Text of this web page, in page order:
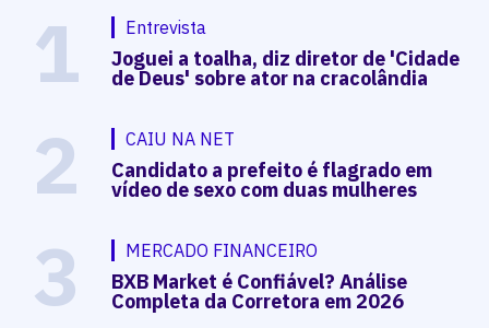
1 Entrevista
Joguei a toalha, diz diretor de 'Cidade
de Deus' sobre ator na cracolândia
2 CAIU NA NET
Candidato a prefeito é flagrado em
vídeo de sexo com duas mulheres
3 MERCADO FINANCEIRO
BXB Market é Confiável? Análise
Completa da Corretora em 2026